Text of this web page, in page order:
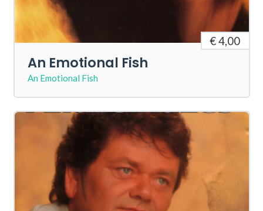
€ 4,00
An Emotional Fish
An Emotional Fish